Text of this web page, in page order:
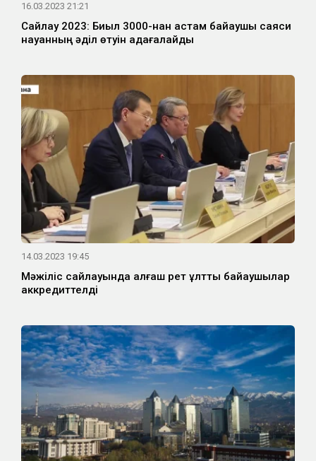
16.03.2023 21:21
Сайлау 2023: Биыл 3000-нан астам байқаушы саяси
науқанның әділ өтуін қадағалайды
14.03.2023 19:45
Мәжіліс сайлауында алғаш рет ұлттық байқаушылар
аккредиттелді